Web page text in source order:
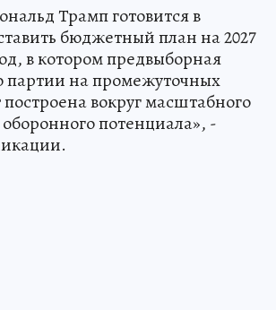
Трамп готовится в
бюджетный план на 2027
в котором предвыборная
партии на промежуточных
вокруг масштабного
потенциала», -